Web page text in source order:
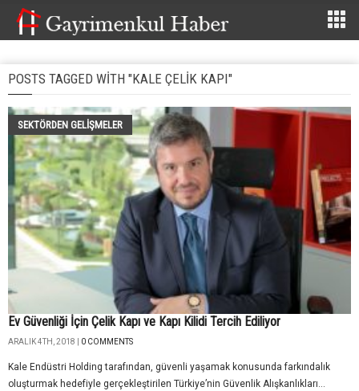
POSTS TAGGED WITH "KALE ÇELIK KAPI"
SEKTÖRDEN GELIŞMELER
Ev Güvenliği İçin Çelik Kapı ve Kapı Kilidi Tercih Ediliyor
ARALIK 4TH, 2018 | 0 COMMENTS
Kale Endüstri Holding tarafından, güvenli yaşamak konusunda farkındalık
oluşturmak hedefiyle gerçekleştirilen Türkiye’nin Güvenlik Alışkanlıkları...